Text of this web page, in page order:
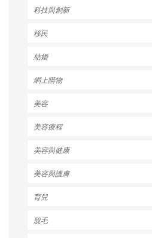
科技與創新
移民
結婚
網上購物
美容
美容療程
美容與健康
美容與護膚
育兒
脫毛